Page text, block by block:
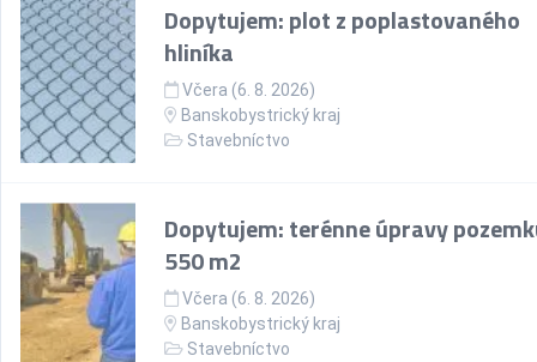
Dopytujem: plot z poplastovaného
hliníka
Včera (6. 8. 2026)
Banskobystrický kraj
Stavebníctvo
Dopytujem: terénne úpravy
550 m2
Včera (6. 8. 2026)
Banskobystrický kraj
Stavebníctvo